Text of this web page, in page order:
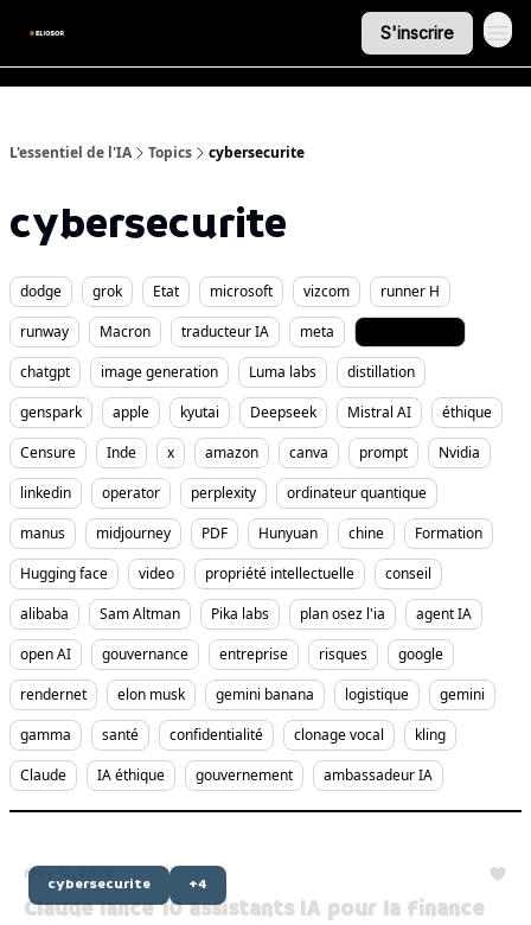
S'inscrire
L'essentiel de l'IA Topics cybersecurite
cybersecurite
dodge grok Etat microsoft vizcom
runner H
runway
Macron traducteur IA meta
chatgpt
image generation Luma labs
distillation
genspark
apple kyutai Deepseek Mistral AI
éthique
Censure
Inde x amazon canva prompt
Nvidia
linkedin
operator perplexity
ordinateur quantique
manus
midjourney PDF Hunyuan chine
Formation
Hugging face
video propriété intellectuelle
conseil
alibaba
Sam Altman Pika labs plan osez l'ia
agent IA
open AI
gouvernance entreprise risques
google
rendernet
elon musk gemini banana logistique
gemini
gamma
santé confidentialité clonage vocal
kling
Claude
IA éthique gouvernement ambassadeur IA
cybersecurite +4
May 12, 2026
Claude lance 10 assistants IA pour la finance